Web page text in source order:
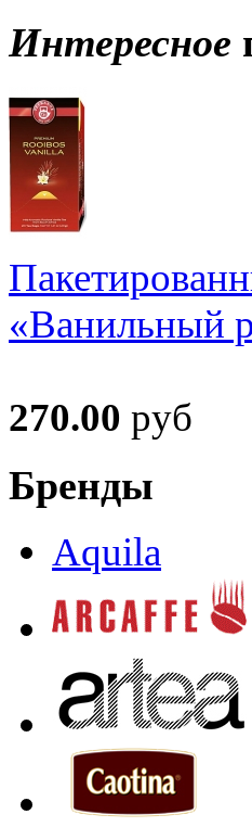
Интересное
«Ванильный
270.00 руб
Бренды
Aquila